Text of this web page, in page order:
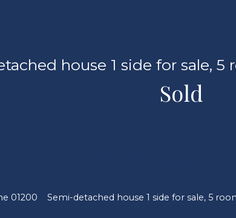
house 1 side for sale, 5
Sold
01200 Semi-detached house 1 side for sale, 5